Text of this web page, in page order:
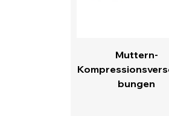
Muttern-
bungen